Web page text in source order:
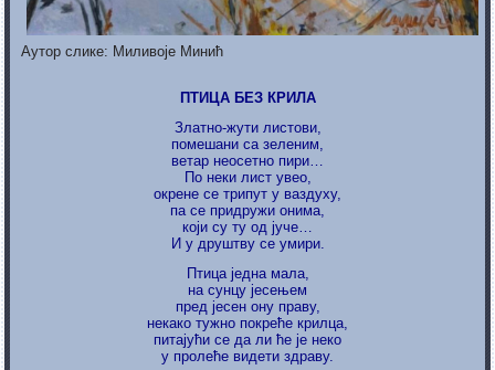
Аутор слике: Миливоје Минић
ПТИЦА БЕЗ КРИЛА
Златно-жути листови,
помешани са зеленим,
ветар неосетно пири…
По неки лист увео,
окрене се трипут у ваздуху,
па се придружи онима,
који су ту од јуче…
И у друштву се умири.
Птица једна мала,
на сунцу јесењем
пред јесен ону праву,
некако тужно покреће крилца,
питајући се да ли ће је неко
у пролеће видети здраву.